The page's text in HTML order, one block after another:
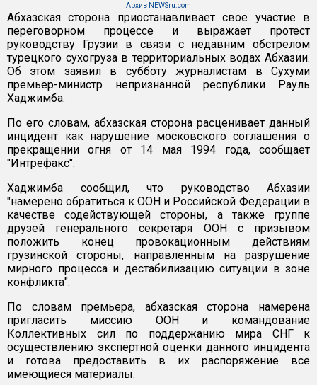
Архив NEWSru.com
Абхазская сторона приостанавливает свое участие в
переговорном процессе и выражает протест
руководству Грузии в связи с недавним обстрелом
турецкого сухогруза в территориальных водах Абхазии.
Об этом заявил в субботу журналистам в Сухуми
премьер-министр непризнанной республики Рауль
Хаджимба.
По его словам, абхазская сторона расценивает данный
инцидент как нарушение московского соглашения о
прекращении огня от 14 мая 1994 года, сообщает
"Интрефакс".
Хаджимба сообщил, что руководство Абхазии
"намерено обратиться к ООН и Российской Федерации в
качестве содействующей стороны, а также группе
друзей генерального секретаря ООН с призывом
положить конец провокационным действиям
грузинской стороны, направленным на разрушение
мирного процесса и дестабилизацию ситуации в зоне
конфликта".
По словам премьера, абхазская сторона намерена
пригласить миссию ООН и командование
Коллективных сил по поддержанию мира СНГ к
осуществлению экспертной оценки данного инцидента
и готова предоставить в их распоряжение все
имеющиеся материалы.